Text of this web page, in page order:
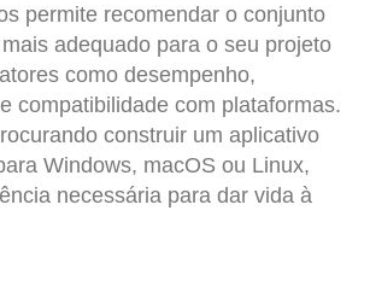
permite recomendar o conjunto
adequado para o seu projeto
como desempenho,
compatibilidade com plataformas.
construir um aplicativo
Windows, macOS ou Linux,
necessária para dar vida à